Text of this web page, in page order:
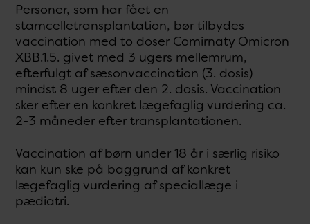
Personer, som har fået en
stamcelletransplantation, bør tilbydes
vaccination med to doser Comirnaty Omicron
XBB.1.5. givet med 3 ugers mellemrum,
efterfulgt af sæsonvaccination (3. dosis)
mindst 8 uger efter den 2. dosis. Vaccination
sker efter en konkret lægefaglig vurdering ca.
2-3 måneder efter transplantationen.
Vaccination af børn under 18 år i særlig risiko
kan kun ske på baggrund af konkret
lægefaglig vurdering af speciallæge i
pædiatri.